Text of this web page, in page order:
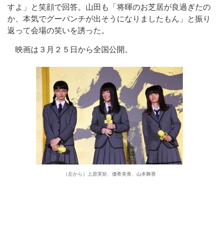
すよ」と笑顔で回答。山田も「将暉のお芝居が良過ぎたの
か、本気でグーパンチが出そうになりましたもん」と振り
返って会場の笑いを誘った。
映画は３月２５日から全国公開。
（左から）上原実矩、優希美青、山本舞香